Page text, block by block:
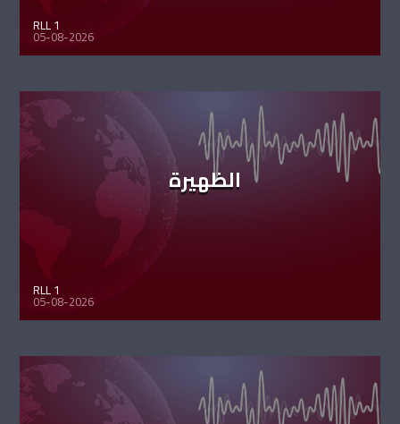
RLL 1
05-08-2026
الظهيرة
RLL 1
05-08-2026